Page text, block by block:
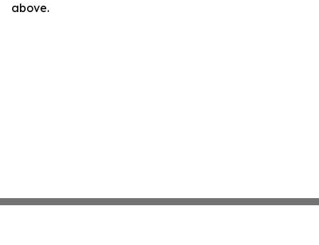
above.